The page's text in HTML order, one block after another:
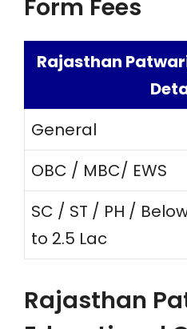
Form Fees
Rajasthan
General
OBC / MBC/ EWS
SC / ST / PH /
to 2.5 Lac
Rajasthan